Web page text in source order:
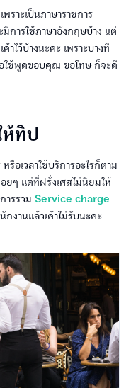
ราะเป็นภาษาราชการ
การใช้ภาษาอังกฤษบ้าง แต่
าไว้บ้างนะคะ เพราะบางที
อใช้พูดขอบคุณ ขอโทษ ก็จะดี
ห้ทิป
รือเวลาใช้บริการอะไรก็ตาม
อยๆ แต่ที่ฝรั่งเศสไม่นิยมให้
ารรวม Service charge
กงานแล้วเค้าไม่รับนะคะ